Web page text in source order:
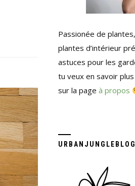
Passionée de
plantes d’intérieur
astuces pour les
tu veux en savoir
sur la page à propos